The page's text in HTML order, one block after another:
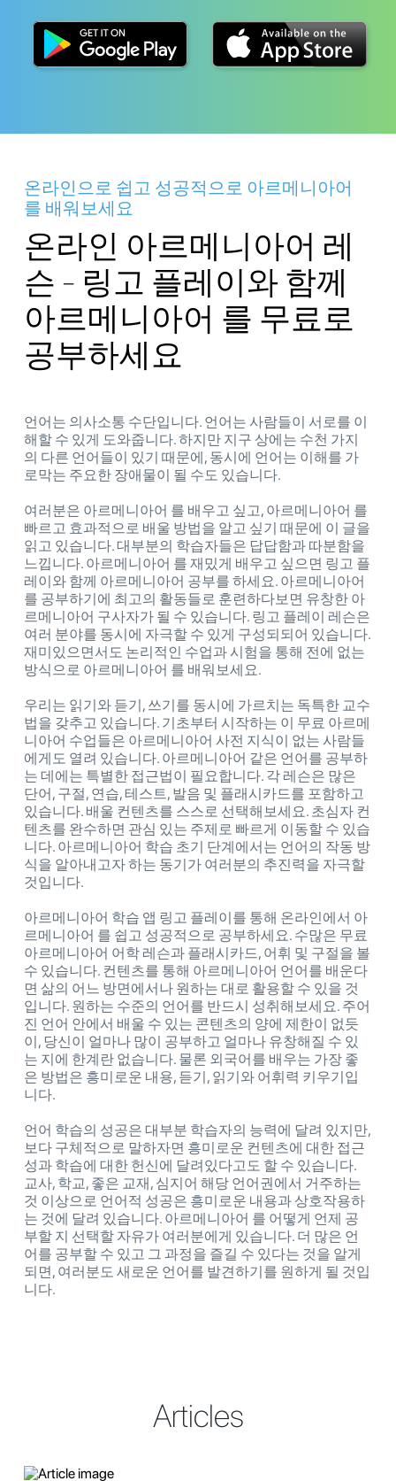
온라인으로 쉽고 성공적으로 아르메니아어
를 배워보세요
온라인 아르메니아어 레
슨 - 링고 플레이와 함께
아르메니아어 를 무료로
공부하세요
언어는 의사소통 수단입니다. 언어는 사람들이 서로를 이
해할 수 있게 도와줍니다. 하지만 지구 상에는 수천 가지
의 다른 언어들이 있기 때문에, 동시에 언어는 이해를 가
로막는 주요한 장애물이 될 수도 있습니다.
여러분은 아르메니아어 를 배우고 싶고, 아르메니아어 를
빠르고 효과적으로 배울 방법을 알고 싶기 때문에 이 글을
읽고 있습니다. 대부분의 학습자들은 답답함과 따분함을
느낍니다. 아르메니아어 를 재밌게 배우고 싶으면 링고 플
레이와 함께 아르메니아어 공부를 하세요. 아르메니아어
를 공부하기에 최고의 활동들로 훈련하다보면 유창한 아
르메니아어 구사자가 될 수 있습니다. 링고 플레이 레슨은
여러 분야를 동시에 자극할 수 있게 구성되되어 있습니다.
재미있으면서도 논리적인 수업과 시험을 통해 전에 없는
방식으로 아르메니아어 를 배워보세요.
우리는 읽기와 듣기, 쓰기를 동시에 가르치는 독특한 교수
법을 갖추고 있습니다. 기초부터 시작하는 이 무료 아르메
니아어 수업들은 아르메니아어 사전 지식이 없는 사람들
에게도 열려 있습니다. 아르메니아어 같은 언어를 공부하
는 데에는 특별한 접근법이 필요합니다. 각 레슨은 많은
단어, 구절, 연습, 테스트, 발음 및 플래시카드를 포함하고
있습니다. 배울 컨텐츠를 스스로 선택해보세요. 초심자 컨
텐츠를 완수하면 관심 있는 주제로 빠르게 이동할 수 있습
니다. 아르메니아어 학습 초기 단계에서는 언어의 작동 방
식을 알아내고자 하는 동기가 여러분의 추진력을 자극할
것입니다.
아르메니아어 학습 앱 링고 플레이를 통해 온라인에서 아
르메니아어 를 쉽고 성공적으로 공부하세요. 수많은 무료
아르메니아어 어학 레슨과 플래시카드, 어휘 및 구절을 볼
수 있습니다. 컨텐츠를 통해 아르메니아어 언어를 배운다
면 삶의 어느 방면에서나 원하는 대로 활용할 수 있을 것
입니다. 원하는 수준의 언어를 반드시 성취해보세요. 주어
진 언어 안에서 배울 수 있는 콘텐츠의 양에 제한이 없듯
이, 당신이 얼마나 많이 공부하고 얼마나 유창해질 수 있
는 지에 한계란 없습니다. 물론 외국어를 배우는 가장 좋
은 방법은 흥미로운 내용, 듣기, 읽기와 어휘력 키우기입
니다.
언어 학습의 성공은 대부분 학습자의 능력에 달려 있지만,
보다 구체적으로 말하자면 흥미로운 컨텐츠에 대한 접근
성과 학습에 대한 헌신에 달려있다고도 할 수 있습니다.
교사, 학교, 좋은 교재, 심지어 해당 언어권에서 거주하는
것 이상으로 언어적 성공은 흥미로운 내용과 상호작용하
는 것에 달려 있습니다. 아르메니아어 를 어떻게 언제 공
부할 지 선택할 자유가 여러분에게 있습니다. 더 많은 언
어를 공부할 수 있고 그 과정을 즐길 수 있다는 것을 알게
되면, 여러분도 새로운 언어를 발견하기를 원하게 될 것입
니다.
Articles